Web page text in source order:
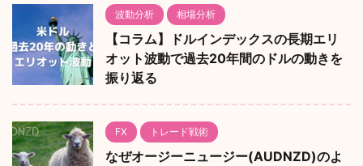
波動分析 相場分析
【コラム】ドルインデックスの長期エリ
オット波動で過去20年間のドルの動きを
振り返る
FX トレード戦術
なぜオージーニュージー(AUDNZD)のよ